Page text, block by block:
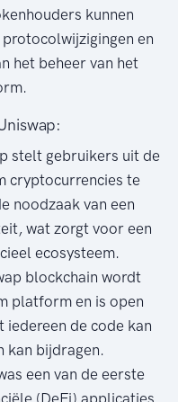
kunnen
en
het beheer van het
stelt gebruikers uit de
cryptocurrencies te
noodzaak van een
wat zorgt voor een
ecosysteem.
blockchain wordt
platform en is open
de code kan
kan bijdragen.
een van de eerste
(DeFi) applicaties